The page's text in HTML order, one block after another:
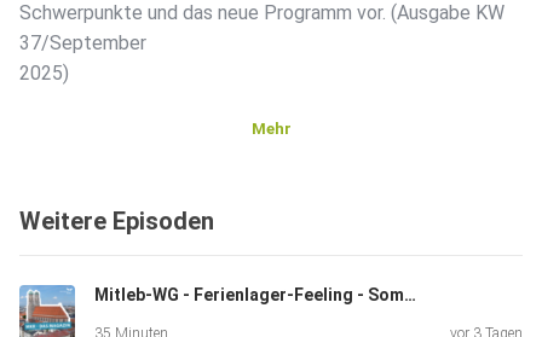
Schwerpunkte und das neue Programm vor. (Ausgabe KW
37/September
2025)
Mehr
Weitere Episoden
Mitleb-WG - Ferienlager-Feeling - Sommerserie "Uralte Orte des Glaubens"
35 Minuten vor 3 Tagen